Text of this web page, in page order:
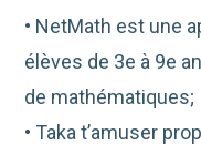
• NetMath est une
élèves de 3e à 9e
de mathématiques;
• Taka t’amuser